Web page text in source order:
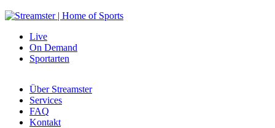
Live
On Demand
Sportarten
Über Streamster
Services
FAQ
Kontakt